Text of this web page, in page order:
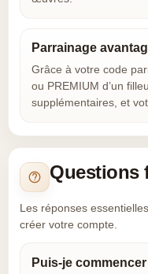
Parrainage
Grâce à votre code
ou PREMIUM d’un
supplémentaires, et
Questions
Les réponses
créer votre compte.
Puis-je